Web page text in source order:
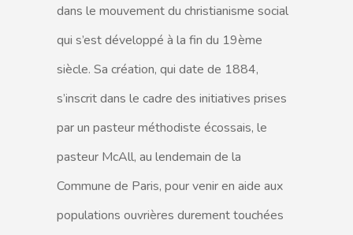
dans le mouvement du christianisme social
qui s’est développé à la fin du 19ème
siècle. Sa création, qui date de 1884,
s’inscrit dans le cadre des initiatives prises
par un pasteur méthodiste écossais, le
pasteur McAll, au lendemain de la
Commune de Paris, pour venir en aide aux
populations ouvrières durement touchées